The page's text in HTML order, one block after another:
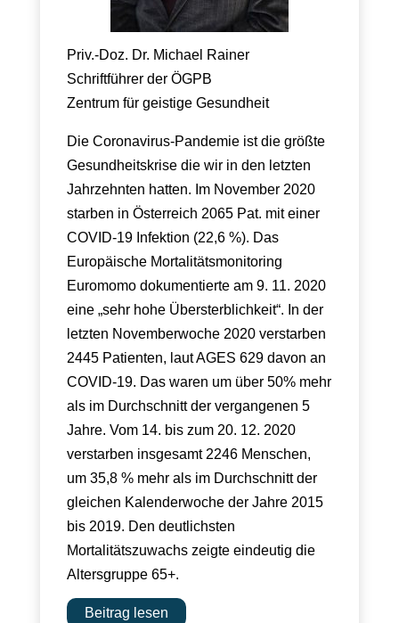
Priv.-Doz. Dr. Michael Rainer
Schriftführer der ÖGPB
Zentrum für geistige Gesundheit
Die Coronavirus-Pandemie ist die größte
Gesundheitskrise die wir in den letzten
Jahrzehnten hatten. Im November 2020
starben in Österreich 2065 Pat. mit einer
COVID-19 Infektion (22,6 %). Das
Europäische Mortalitätsmonitoring
Euromomo dokumentierte am 9. 11. 2020
eine „sehr hohe Übersterblichkeit“. In der
letzten Novemberwoche 2020 verstarben
2445 Patienten, laut AGES 629 davon an
COVID-19. Das waren um über 50% mehr
als im Durchschnitt der vergangenen 5
Jahre. Vom 14. bis zum 20. 12. 2020
verstarben insgesamt 2246 Menschen,
um 35,8 % mehr als im Durchschnitt der
gleichen Kalenderwoche der Jahre 2015
bis 2019. Den deutlichsten
Mortalitätszuwachs zeigte eindeutig die
Altersgruppe 65+.
Beitrag lesen